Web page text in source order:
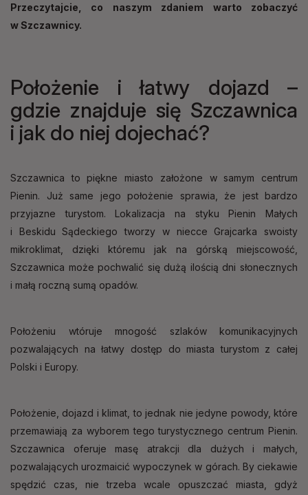
Przeczytajcie, co naszym zdaniem warto zobaczyć
w Szczawnicy.
Położenie i łatwy dojazd –
gdzie znajduje się Szczawnica
i jak do niej dojechać?
Szczawnica to piękne miasto założone w samym centrum
Pienin. Już same jego położenie sprawia, że jest bardzo
przyjazne turystom. Lokalizacja na styku Pienin Małych
i Beskidu Sądeckiego tworzy w niecce Grajcarka swoisty
mikroklimat, dzięki któremu jak na górską miejscowość,
Szczawnica może pochwalić się dużą ilością dni słonecznych
i małą roczną sumą opadów.
Położeniu wtóruje mnogość szlaków komunikacyjnych
pozwalających na łatwy dostęp do miasta turystom z całej
Polski i Europy.
Położenie, dojazd i klimat, to jednak nie jedyne powody, które
przemawiają za wyborem tego turystycznego centrum Pienin.
Szczawnica oferuje masę atrakcji dla dużych i małych,
pozwalających urozmaicić wypoczynek w górach. By ciekawie
spędzić czas, nie trzeba wcale opuszczać miasta, gdyż